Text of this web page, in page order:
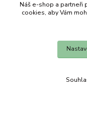
Petra
+420
info@splneny-sen.cz
Náš e-shop a partneři
cookies, aby Vám